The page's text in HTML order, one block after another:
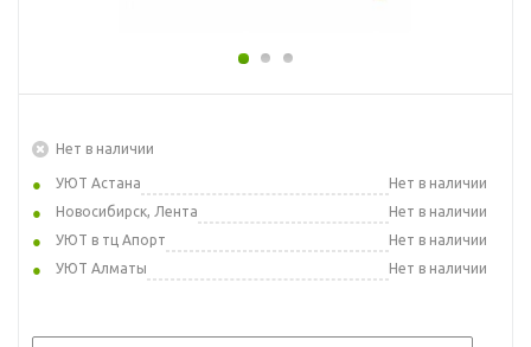
Нет в наличии
УЮТ Астана
Нет в наличии
Новосибирск, Лента
Нет в наличии
УЮТ в тц Апорт
Нет в наличии
УЮТ Алматы
Нет в наличии